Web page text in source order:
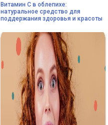
Витамин C в облепихе:
натуральное средство для
поддержания здоровья и красоты